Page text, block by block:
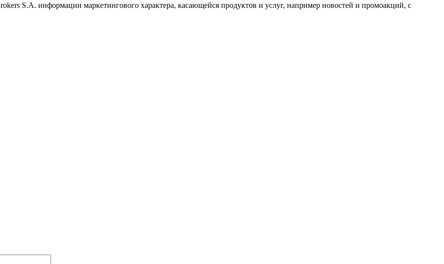
S.A. информации маркетингового характера, касающейся продуктов и услуг, например новостей и промоакций, с